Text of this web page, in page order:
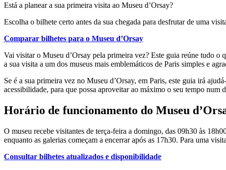
Está a planear a sua primeira visita ao Museu d’Orsay?
Escolha o bilhete certo antes da sua chegada para desfrutar de uma
Comparar bilhetes para o Museu d’Orsay
Vai visitar o Museu d’Orsay pela primeira vez? Este guia reúne tudo o
a sua visita a um dos museus mais emblemáticos de Paris simples e
Se é a sua primeira vez no Museu d’Orsay, em Paris, este guia irá
acessibilidade, para que possa aproveitar ao máximo o seu tempo num
Horário de funcionamento do Museu
O museu recebe visitantes de terça-feira a domingo, das 09h30 às
enquanto as galerias começam a encerrar após as 17h30. Para uma
Consultar bilhetes atualizados e disponibilidade